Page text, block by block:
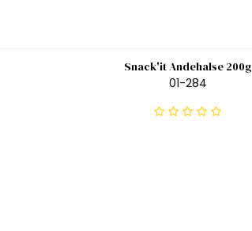
Snack'it Andehalse 200g
01-284